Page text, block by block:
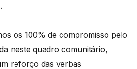
os 100% de compromisso pelo
neste quadro comunitário,
reforço das verbas